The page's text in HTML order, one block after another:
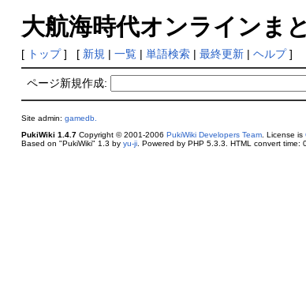
大航海時代オンラインま
[ トップ] [ 新規 | 一覧| 単語検索| 最終更新| ヘルプ]
ページ新規作成:
Site admin: gamedb.
PukiWiki 1.4.7Copyright © 2001-2006 PukiWiki Developers Team. License is
Based on "PukiWiki" 1.3 by yu-ji. Powered by PHP 5.3.3. HTML convert time: